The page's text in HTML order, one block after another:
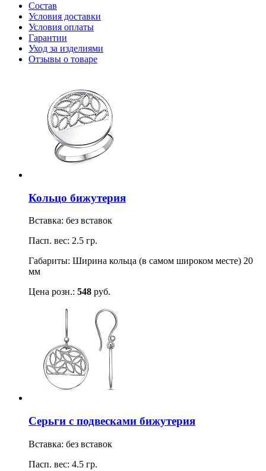
Cостав
Условия доставки
Условия оплаты
Гарантии
Уход за изделиями
Отзывы о товаре
Кольцо бижутерия
Вставка: без вставок
Пасп. вес: 2.5 гр.
Габариты: Ширина кольца (в самом широком месте) 20
мм
Цена розн.: 548 руб.
Серьги с подвесками бижутерия
Вставка: без вставок
Пасп. вес: 4.5 гр.